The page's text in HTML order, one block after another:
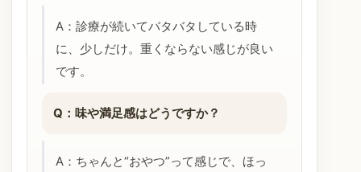
A：診療が続いてバタバタしている時
に、少しだけ。重くならない感じが良い
です。
Q：味や満足感はどうですか？
A：ちゃんと“おやつ”って感じで、ほっ